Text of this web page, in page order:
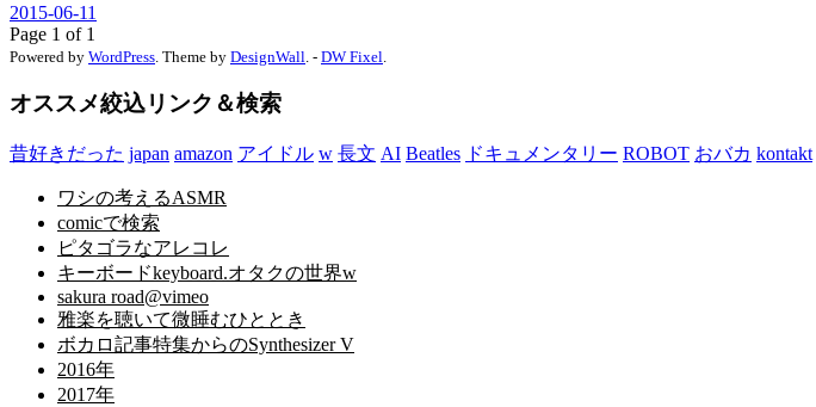
2015-06-11
Page 1 of 1
Powered by WordPress . Theme by DesignWall . - DW Fixel
オススメ絞込リンク＆検索
昔好きだった japan amazon アイドル w 長文 AI Beatles ドキュメンタリー ROBOT おバカ kontakt
ワシの考えるASMR
comicで検索
ピタゴラなアレコレ
キーボードkeyboard.オタクの世界w
sakura road@vimeo
雅楽を聴いて微睡むひととき
ボカロ記事特集からのSynthesizer V
2016年
2017年